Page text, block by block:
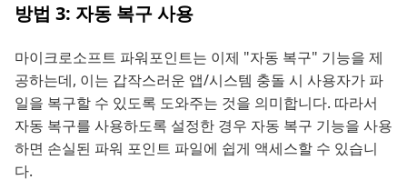
방법 3: 자동 복구 사용
마이크로소프트 파워포인트는 이제 "자동 복구" 기능을 제
공하는데, 이는 갑작스러운 앱/시스템 충돌 시 사용자가 파
일을 복구할 수 있도록 도와주는 것을 의미합니다. 따라서
자동 복구를 사용하도록 설정한 경우 자동 복구 기능을 사용
하면 손실된 파워 포인트 파일에 쉽게 액세스할 수 있습니
다.